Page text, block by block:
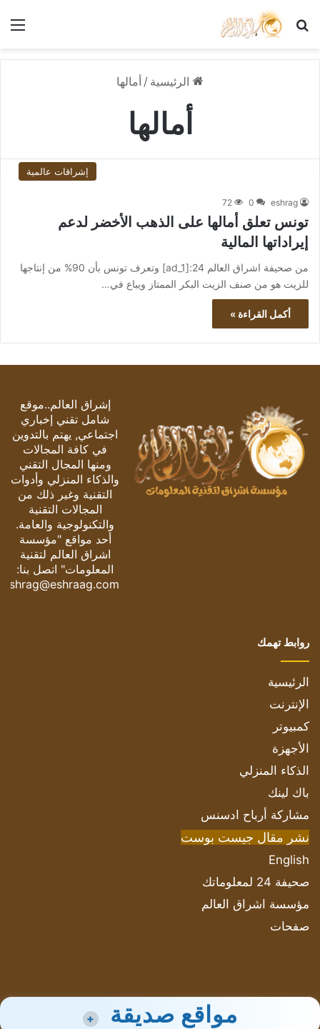
بحث عن
الرئيسية / أمالها
أمالها
إشراقات عالمية
eshrag
0
72
تونس تعلق أمالها على الذهب الأخضر لدعم
إيراداتها المالية
من صحيفة اشراق العالم 24:[ad_1] وتعرف تونس بأن 90% من إنتاجها
للزيت هو من صنف الزيت البكر الممتاز ويباع في…
أكمل القراءة »
إشراق العالم..موقع
شامل تقني إخباري
اجتماعي, يهتم بالتدوين
في كافة المجالات
ومنها المجال التقني
والذكاء المنزلي وأدوات
التقنية وغير ذلك من
المجالات التقنية
والتكنولوجية والعامة.
أحد مواقع "مؤسسة
اشراق العالم لتقنية
المعلومات" اتصل بنا:
eshrag@eshraag.com
روابط تهمك
الرئيسية
الإنترنت
كمبيوتر
الأجهزة
الذكاء المنزلي
باك لينك
مشاركة أرباح ادسنس
نشر مقال جيست بوست
English
صحيفة 24 لمعلوماتك
مؤسسة اشراق العالم
صفحات
مواقع صديقة +